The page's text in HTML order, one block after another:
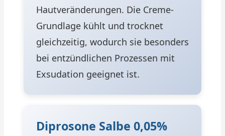
Hautveränderungen. Die Creme-
Grundlage kühlt und trocknet
gleichzeitig, wodurch sie besonders
bei entzündlichen Prozessen mit
Exsudation geeignet ist.
Diprosone Salbe 0,05%